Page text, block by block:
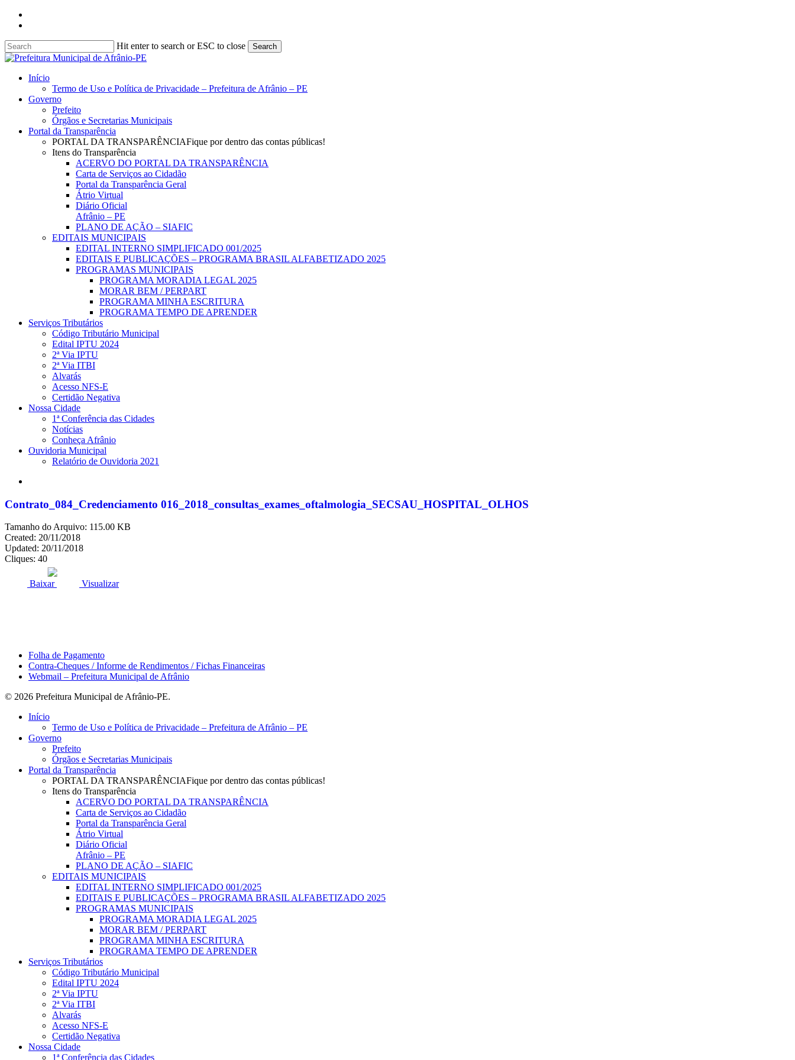
Skip
content
Hit enter to search or ESC to close Search
Close
search
Menu
Início
Termo de Uso e Política de Privacidade – Prefeitura de Afrânio – PE
Governo
Prefeito
Órgãos e Secretarias Municipais
Portal da Transparência
PORTAL DA TRANSPARÊNCIAFique por dentro das contas públicas!
Itens do Transparência
ACERVO DO PORTAL DA TRANSPARÊNCIA
Carta de Serviços ao Cidadão
Portal da Transparência Geral
Átrio Virtual
Diário Oficial
Afrânio – PE
PLANO DE AÇÃO – SIAFIC
EDITAIS MUNICIPAIS
EDITAL INTERNO SIMPLIFICADO 001/2025
EDITAIS E PUBLICAÇÕES – PROGRAMA BRASIL ALFABETIZADO 2025
PROGRAMAS MUNICIPAIS
PROGRAMA MORADIA LEGAL 2025
MORAR BEM / PERPART
PROGRAMA MINHA ESCRITURA
PROGRAMA TEMPO DE APRENDER
Serviços Tributários
Código Tributário Municipal
Edital IPTU 2024
2ª Via IPTU
2ª Via ITBI
Alvarás
Acesso NFS-E
Certidão Negativa
Nossa Cidade
1ª Conferência das Cidades
Notícias
Conheça Afrânio
Ouvidoria Municipal
Relatório de Ouvidoria 2021
Contrato_084_Credenciamento 016_2018_consultas_exames_oftalmologia_SECSAU_HOSPITAL_OLHOS
Tamanho do Arquivo: 115.00 KB
Created: 20/11/2018
Updated: 20/11/2018
Cliques: 40
Baixar Visualizar
Folha de Pagamento
Contra-Cheques / Informe de Rendimentos / Fichas Financeiras
Webmail – Prefeitura Municipal de Afrânio
© 2026 Prefeitura Municipal de Afrânio-PE.
Close
Início
Termo de Uso e Política de Privacidade – Prefeitura de Afrânio – PE
Governo
Prefeito
Órgãos e Secretarias Municipais
Portal da Transparência
PORTAL DA TRANSPARÊNCIAFique por dentro das contas públicas!
Itens do Transparência
ACERVO DO PORTAL DA TRANSPARÊNCIA
Carta de Serviços ao Cidadão
Portal da Transparência Geral
Átrio Virtual
Diário Oficial
Afrânio – PE
PLANO DE AÇÃO – SIAFIC
EDITAIS MUNICIPAIS
EDITAL INTERNO SIMPLIFICADO 001/2025
EDITAIS E PUBLICAÇÕES – PROGRAMA BRASIL ALFABETIZADO 2025
PROGRAMAS MUNICIPAIS
PROGRAMA MORADIA LEGAL 2025
MORAR BEM / PERPART
PROGRAMA MINHA ESCRITURA
PROGRAMA TEMPO DE APRENDER
Serviços Tributários
Código Tributário Municipal
Edital IPTU 2024
2ª Via IPTU
2ª Via ITBI
Alvarás
Acesso NFS-E
Certidão Negativa
Nossa Cidade
1ª Conferência das Cidades